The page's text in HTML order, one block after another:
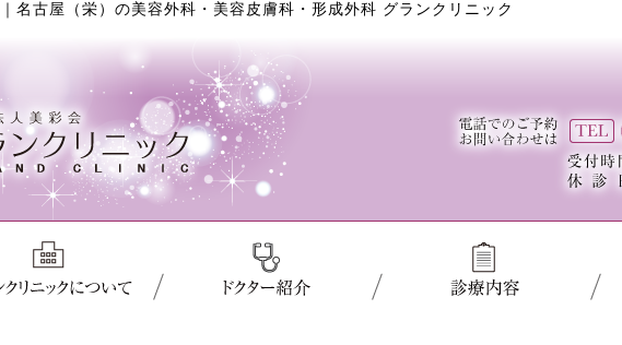
名古屋（栄）の美容外科・美容皮膚科・形成外科 グランクリニック